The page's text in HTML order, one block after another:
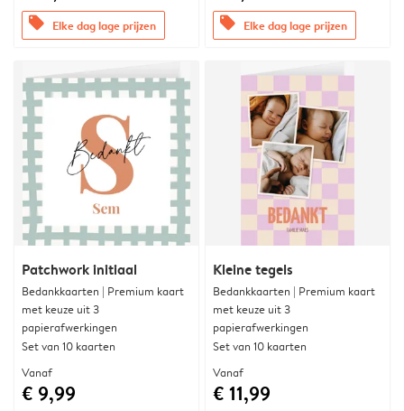
offers Elke dag lage prijzen offers Elke dag lage prijzen
Patchwork initiaal
Bedankkaarten | Premium kaart
met keuze uit 3
papierafwerkingen
Set van 10 kaarten
Vanaf
€ 9,99
Kleine tegels
Bedankkaarten | Premium kaart
met keuze uit 3
papierafwerkingen
Set van 10 kaarten
Vanaf
€ 11,99